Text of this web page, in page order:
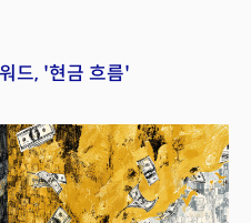
드, '현금 흐름'